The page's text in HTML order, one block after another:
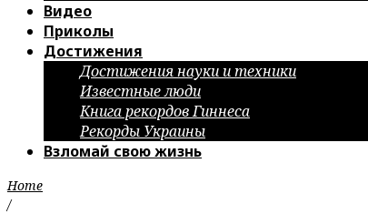
Видео
Приколы
Достижения
Достижения науки и техники
Известные люди
Книга рекордов Гиннеса
Рекорды Украины
Взломай свою жизнь
Home
/